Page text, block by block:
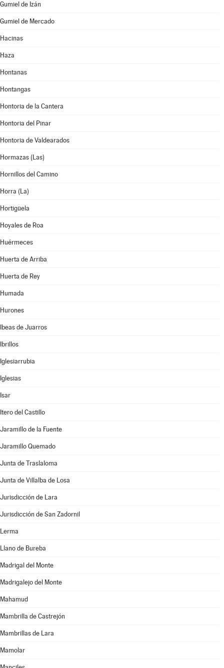
Gumiel de Izán
Gumiel de Mercado
Hacinas
Haza
Hontanas
Hontangas
Hontoria de la Cantera
Hontoria del Pinar
Hontoria de Valdearados
Hormazas (Las)
Hornillos del Camino
Horra (La)
Hortigüela
Hoyales de Roa
Huérmeces
Huerta de Arriba
Huerta de Rey
Humada
Hurones
Ibeas de Juarros
Ibrillos
Iglesiarrubia
Iglesias
Isar
Itero del Castillo
Jaramillo de la Fuente
Jaramillo Quemado
Junta de Traslaloma
Junta de Villalba de Losa
Jurisdicción de Lara
Jurisdicción de San Zadornil
Lerma
Llano de Bureba
Madrigal del Monte
Madrigalejo del Monte
Mahamud
Mambrilla de Castrejón
Mambrillas de Lara
Mamolar